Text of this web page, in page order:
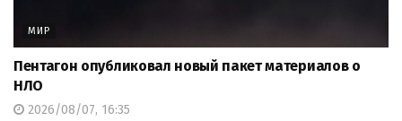
МИР
Пентагон опубликовал новый пакет материалов о
НЛО
2026/08/07, 16:35